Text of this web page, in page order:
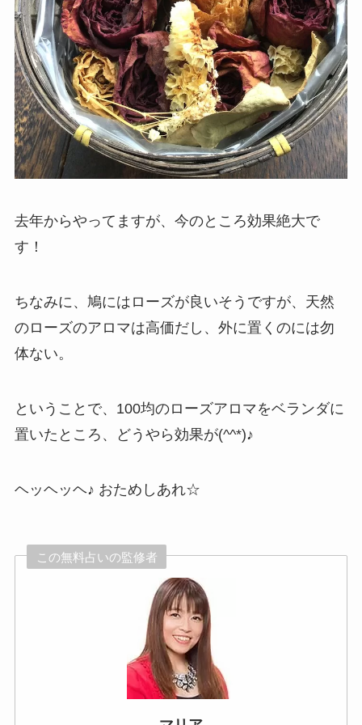
去年からやってますが、今のところ効果絶大で
す！
ちなみに、鳩にはローズが良いそうですが、天然
のローズのアロマは高価だし、外に置くのには勿
体ない。
ということで、100均のローズアロマをベランダに
置いたところ、どうやら効果が(^^*)♪
ヘッヘッヘ♪ おためしあれ☆
この無料占いの監修者